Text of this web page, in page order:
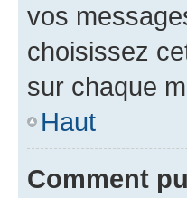
vos
choisissez
sur chaque
Haut
Comment